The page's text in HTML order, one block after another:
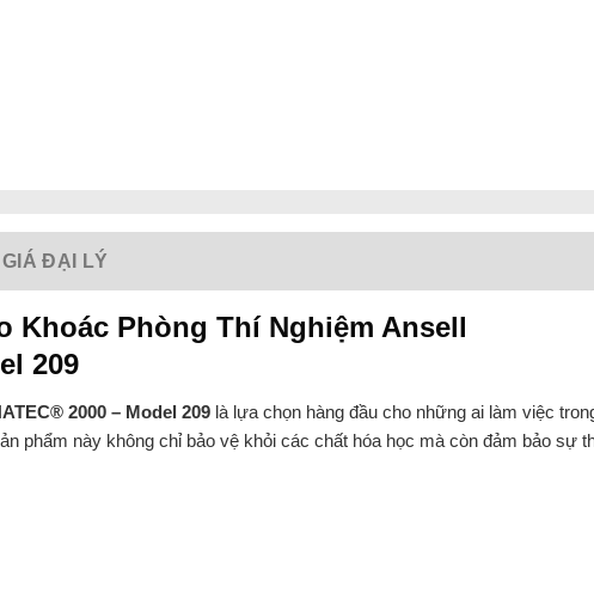
GIÁ ĐẠI LÝ
Khoác Phòng Thí Nghiệm Ansell
209
2000 – Model 209 là lựa chọn hàng đầu cho những ai làm việc
phẩm này không chỉ bảo vệ khỏi các chất hóa học mà còn đảm bảo sự